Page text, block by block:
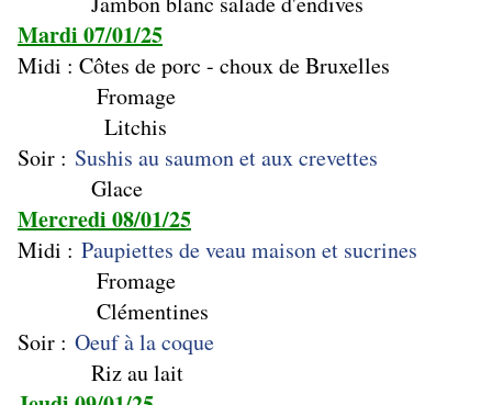
Mardi 07/01/25
Midi : Côtes de porc - choux de Bruxelles
Fromage
Litchis
Soir : Sushis au saumon et aux crevettes
Glace
Mercredi 08/01/25
Midi : Paupiettes de veau maison et sucrines
Fromage
Clémentines
Soir : Oeuf à la coque
Riz au lait